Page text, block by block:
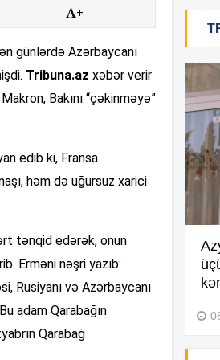
+
günlərdə Azərbaycanı
Tribuna.az xəbər verir
Bakını “çəkinməyə”
edib ki, Fransa
həm də uğursuz xarici
tənqid edərək, onun
Erməni nəşri yazıb:
Rusiyanı və Azərbaycanı
adam Qarabağın
Qarabağ
məktəb binası
durumda –VİDEO
2026, 20:48